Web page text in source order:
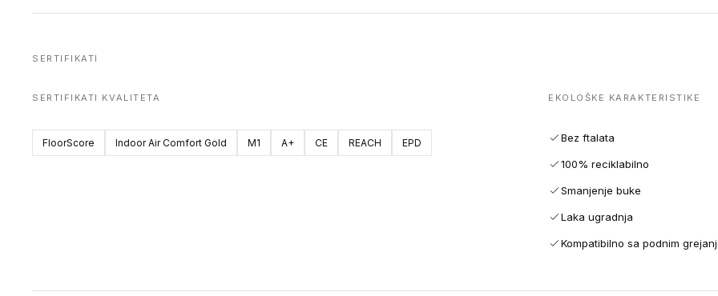
SERTIFIKATI
SERTIFIKATI KVALITETA
FloorScore Indoor Air Comfort Gold M1 A+ CE REACH EPD
EKOLOŠKE KARAKTERISTIKE
Bez ftalata
100% reciklabilno
Smanjenje buke
Laka ugradnja
Kompatibilno sa podnim